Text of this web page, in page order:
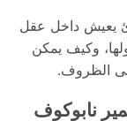
يعيش داخل عقل
وكيف يمكن
الظروف.
نابوكوف